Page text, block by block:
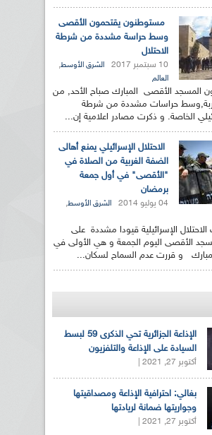
مستوطنون يقتحمون الأقصى
وسط حراسة مشددة من شرطة
الاحتلال
10 سبتمبر 2017 الشرق الأوسط,
العالم
المسجد الأقصى المبارك صباح الأحد, من
حراسات مشددة من شرطة
الخاصة. و ذكرت مصادر اعلامية إن...
الاحتلال الإسرائيلي يمنع أهالى
الضفة الغربية من الصلاة في
"الأقصى" في أول جمعة
برمضان
04 يوليو 2014 الشرق الأوسط,
الإسرائيلية قيودا مشددة على
الأقصى اليوم الجمعة و هي الأولى في
و قررت عدم السماح لسكان...
الإذاعة الجزائرية تحي الذكرى 59 لبسط
السيادة على الإذاعة والتلفزيون
أكتوبر 27, 2021 |
بغالي: احترافية الإذاعة ومصداقيتها
وجواريتها ضمانة لريادتها
أكتوبر 27, 2021 |